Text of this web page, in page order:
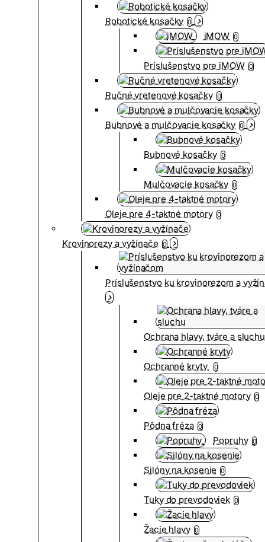
Robotické kosačky 0
iMOW 0
Príslušenstvo pre iMOW 0
Ručné vretenové kosačky 0
Bubnové a mulčovacie kosačky 0
Bubnové kosačky 0
Mulčovacie kosačky 0
Oleje pre 4-taktné motory 0
Krovinorezy a vyžínače 0
Príslušenstvo ku krovinorezom a
Ochrana hlavy, tváre a sluchu
Ochranné kryty 0
Oleje pre 2-taktné motory 0
Pôdna fréza 0
Popruhy 0
Silóny na kosenie 0
Tuky do prevodoviek 0
Žacie hlavy 0